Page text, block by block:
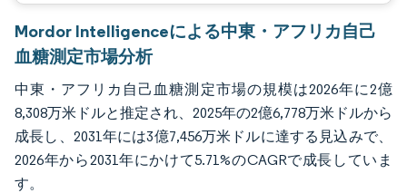
Mordor Intelligenceによる中東・アフリカ自己
血糖測定市場分析
中東・アフリカ自己血糖測定市場の規模は2026年に2億
8,308万米ドルと推定され、2025年の2億6,778万米ドルから
成長し、2031年には3億7,456万米ドルに達する見込みで、
2026年から2031年にかけて5.71%のCAGRで成長していま
す。